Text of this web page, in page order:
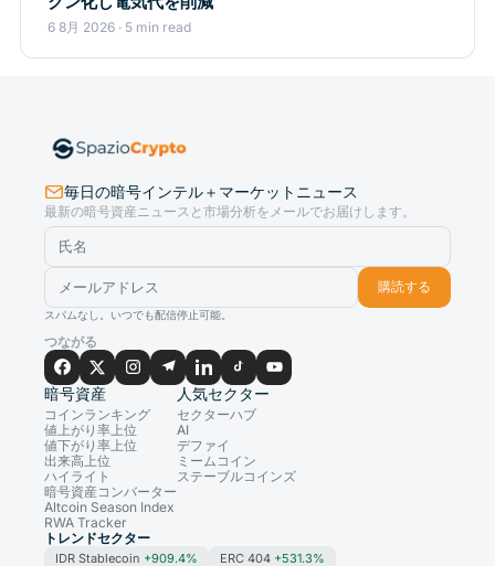
6 8月 2026 · 5 min read
毎日の暗号インテル＋マーケットニュース
最新の暗号資産ニュースと市場分析をメールでお届けします。
購読する
スパムなし。いつでも配信停止可能。
つながる
暗号資産
コインランキング
値上がり率上位
値下がり率上位
出来高上位
ハイライト
暗号資産コンバーター
Altcoin Season Index
RWA Tracker
人気セクター
セクターハブ
AI
デファイ
ミームコイン
ステーブルコインズ
トレンドセクター
IDR Stablecoin +909.4% ERC 404 +531.3%